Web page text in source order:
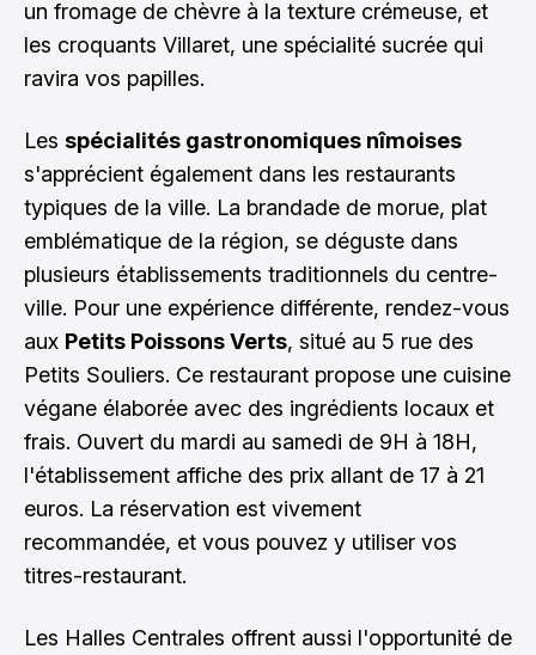
un fromage de chèvre à la texture crémeuse, et
les croquants Villaret, une spécialité sucrée qui
ravira vos papilles.
Les spécialités gastronomiques nîmoises
s'apprécient également dans les restaurants
typiques de la ville. La brandade de morue, plat
emblématique de la région, se déguste dans
plusieurs établissements traditionnels du centre-
ville. Pour une expérience différente, rendez-vous
aux Petits Poissons Verts, situé au 5 rue des
Petits Souliers. Ce restaurant propose une cuisine
végane élaborée avec des ingrédients locaux et
frais. Ouvert du mardi au samedi de 9H à 18H,
l'établissement affiche des prix allant de 17 à 21
euros. La réservation est vivement
recommandée, et vous pouvez y utiliser vos
titres-restaurant.
Les Halles Centrales offrent aussi l'opportunité de